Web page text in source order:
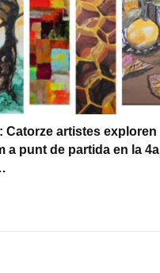
Catorze artistes exploren
a punt de partida en la 4a